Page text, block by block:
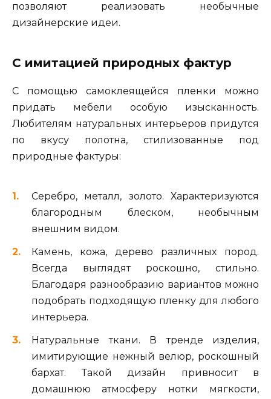
позволяют реализовать необычные
дизайнерские идеи.
С имитацией природных фактур
С помощью самоклеящейся пленки можно
придать мебели особую изысканность.
Любителям натуральных интерьеров придутся
по вкусу полотна, стилизованные под
природные фактуры:
Серебро, металл, золото. Характеризуются
благородным блеском, необычным
внешним видом.
Камень, кожа, дерево различных пород.
Всегда выглядят роскошно, стильно.
Благодаря разнообразию вариантов можно
подобрать подходящую пленку для любого
интерьера.
Натуральные ткани. В тренде изделия,
имитирующие нежный велюр, роскошный
бархат. Такой дизайн привносит в
домашнюю атмосферу нотки мягкости,